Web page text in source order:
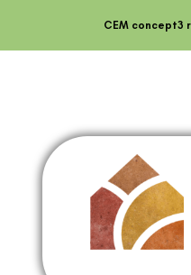
CEM concept3